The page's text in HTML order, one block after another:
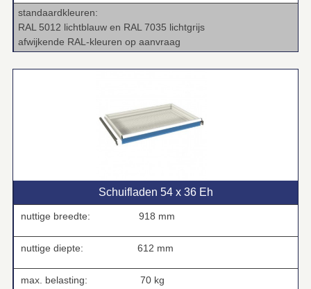
standaardkleuren:
RAL 5012 lichtblauw en RAL 7035 lichtgrijs
afwijkende RAL-kleuren op aanvraag
Schuifladen 54 x 36 Eh
nuttige breedte: 918 mm
nuttige diepte: 612 mm
max. belasting: 70 kg